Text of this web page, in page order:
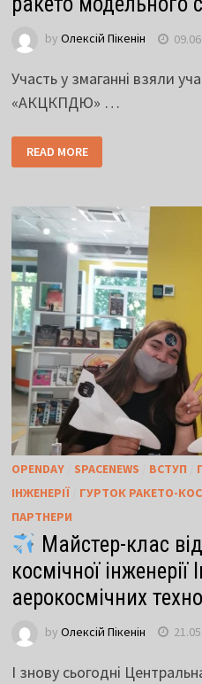
by Олексій Пікенін
Участь у змаганні взяли
«АКЦКПДЮ» …
READ MORE
OPENDAY/ SPACENEWS ВСТУП
ІНЖЕНЕРІЇ/ ГУРТОК РАКЕТО-
ПАРТНЕРИ
Майстер-клас
космічної інженерії
аерокосмічних
by Олексій Пікенін
І знову сьогодні